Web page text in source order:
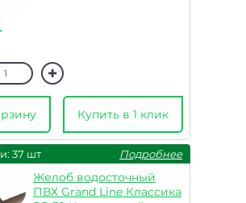
Купить в 1 клик
37 шт Подробнее
Желоб водосточный
ПВХ Grand Line Классика